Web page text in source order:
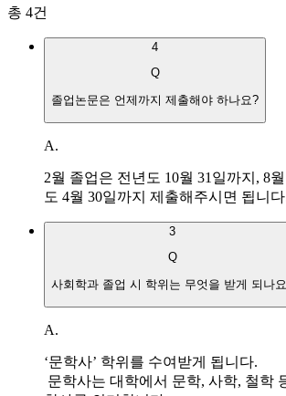
총 4건
4
Q
졸업논문은 언제까지 제출해야 하나요?
A.
2월 졸업은 전년도 10월 31 일까지 , 8
도 4월 30일까지 제출해주시면 됩니다
3
Q
사회학과 졸업 시 학위는 무엇을 받게 되나
A.
‘문학사’ 학위를 수여받게 됩니다.
문학사는 대학에서 문학, 사학, 철학